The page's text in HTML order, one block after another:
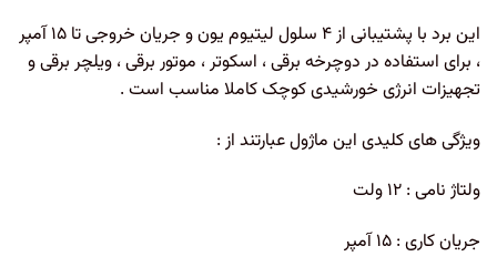
این برد با پشتیبانی از ۴ سلول لیتیوم یون و جریان خروجی تا ۱۵ آمپر
، برای استفاده در دوچرخه برقی ، اسکوتر ، موتور برقی ، ویلچر برقی و
تجهیزات انرژی خورشیدی کوچک کاملا مناسب است .
ویژگی های کلیدی این ماژول عبارتند از :
ولتاژ نامی : ۱۲ ولت
جریان کاری : ۱۵ آمپر